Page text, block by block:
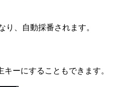
り、自動採番されます。
ーにすることもできます。